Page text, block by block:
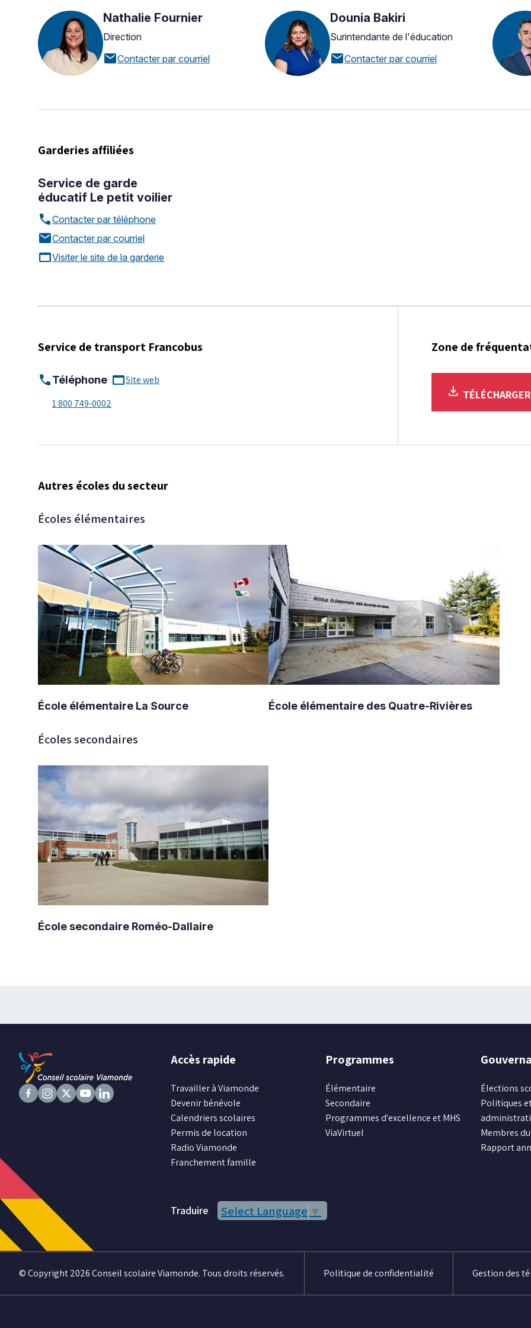
Nathalie Fournier
Direction
mailContacter par courriel
Dounia Bakiri
Surintendante de l'éducation
mailContacter par courriel
Garderies affiliées
Service de garde
éducatif Le petit voilier
callContacter par téléphone
mailContacter par courriel
web_assetVisiter le site de la garderie
Service de transport Francobus
callTéléphone
1 800 749-0002
web_assetSite web
Zone de
download TÉLÉCHARGER
Autres écoles du secteur
Écoles élémentaires
École élémentaire La Source École élémentaire des Quatre-Rivières
Écoles secondaires
École secondaire Roméo-Dallaire
Accès rapide
Travailler à Viamonde
Devenir bénévole
Calendriers scolaires
Permis de location
Radio Viamonde
Franchement famille
Programmes
Élémentaire
Secondaire
Programmes d'excellence et MHS
ViaVirtuel
Élections
Politiques
Membres
Rapport
Traduire Select Language ▼
© Copyright 2026 Conseil scolaire Viamonde. Tous droits réservés. Politique de confidentialité Gestion des